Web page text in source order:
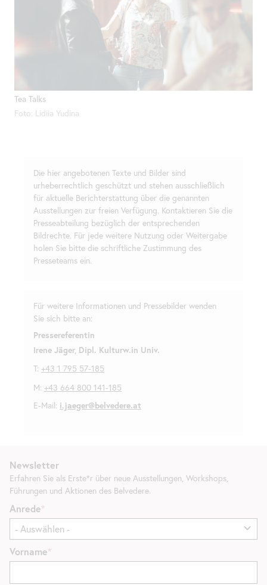
Tea Talks
Foto: Lidiia Yudina
Die hier angebotenen Texte und Bilder sind
urheberrechtlich geschützt und stehen ausschließlich
für aktuelle Berichterstattung über die genannten
Ausstellungen zur freien Verfügung. Kontaktieren Sie die
Presseabteilung bezüglich der entsprechenden
Bildrechte. Für jede weitere Nutzung oder Weitergabe
holen Sie bitte die schriftliche Zustimmung des
Presseteams ein.
Für weitere Informationen und Pressebilder wenden
Sie sich bitte an:
Pressereferentin
Irene Jäger, Dipl. Kulturw.in Univ.
T: +43 1 795 57-185
M: +43 664 800 141-185
E-Mail: i.jaeger@belvedere.at
Newsletter
Erfahren Sie als Erste*r über neue Ausstellungen, Workshops,
Führungen und Aktionen des Belvedere.
Anrede
Vorname